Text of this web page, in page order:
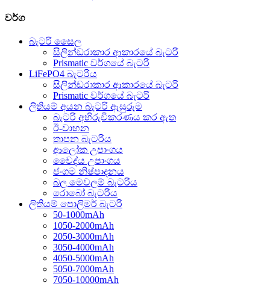
වර්ග
බැටරි සෛල
සිලින්ඩරාකාර ආකාරයේ බැටරි
Prismatic වර්ගයේ බැටරි
LiFePO4 බැටරිය
සිලින්ඩරාකාර ආකාරයේ බැටරි
Prismatic වර්ගයේ බැටරි
ලිතියම් අයන බැටරි ඇසුරුම
බැටරි අභිරුචිකරණය කර ඇත
ඊ-වාහන
තාපන බැටරිය
ආලෝක උපාංගය
වෛද්ය උපාංගය
ජංගම නිෂ්පාදනය
බල මෙවලම් බැටරිය
රොබෝ බැටරිය
ලිතියම් පොලිමර් බැටරි
50-1000mAh
1050-2000mAh
2050-3000mAh
3050-4000mAh
4050-5000mAh
5050-7000mAh
7050-10000mAh